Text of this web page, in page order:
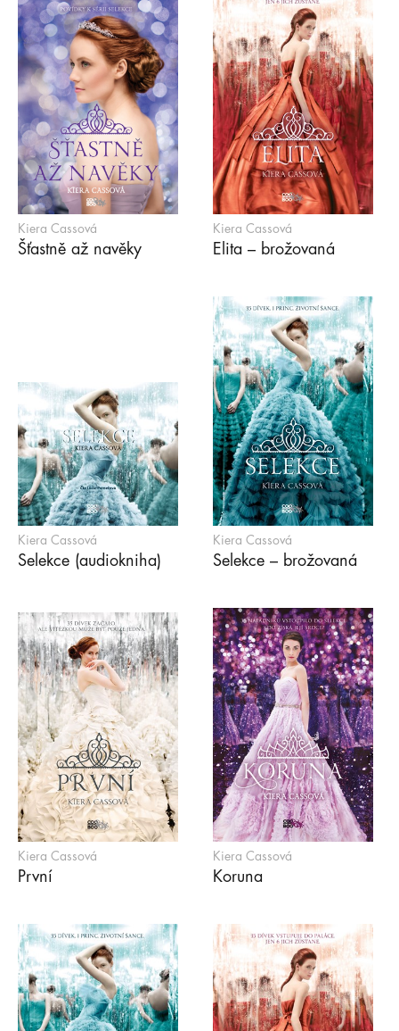
Kiera Cassová
Šťastně až navěky
Kiera Cassová
Elita – brožovaná
Kiera Cassová
Selekce (audiokniha)
Kiera Cassová
Selekce – brožovaná
Kiera Cassová
První
Kiera Cassová
Koruna